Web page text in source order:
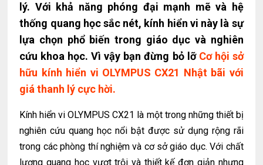
lý. Với khả năng phóng đại mạnh mẽ và hệ
thống quang học sắc nét, kính hiển vi này là sự
lựa chọn phổ biến trong giáo dục và nghiên
cứu khoa học. Vì vậy bạn đừng bỏ lỡ Cơ hội sở
hữu kính hiển vi OLYMPUS CX21 Nhật bãi với
giá thanh lý cực hời.
Kính hiển vi OLYMPUS CX21 là một trong những thiết bị
nghiên cứu quang học nổi bật được sử dụng rộng rãi
trong các phòng thí nghiệm và cơ sở giáo dục. Với chất
lượng quang học vượt trội và thiết kế đơn giản nhưng